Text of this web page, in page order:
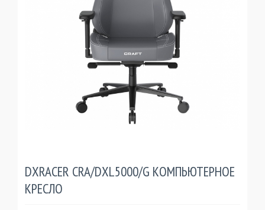
DXRACER CRA/DXL5000/G КОМПЬЮТЕРНОЕ
КРЕСЛО